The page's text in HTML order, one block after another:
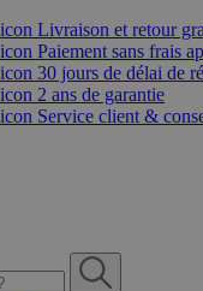
Livraison et retour
Paiement sans frais
30 jours de délai de
2 ans de garantie
Service client &